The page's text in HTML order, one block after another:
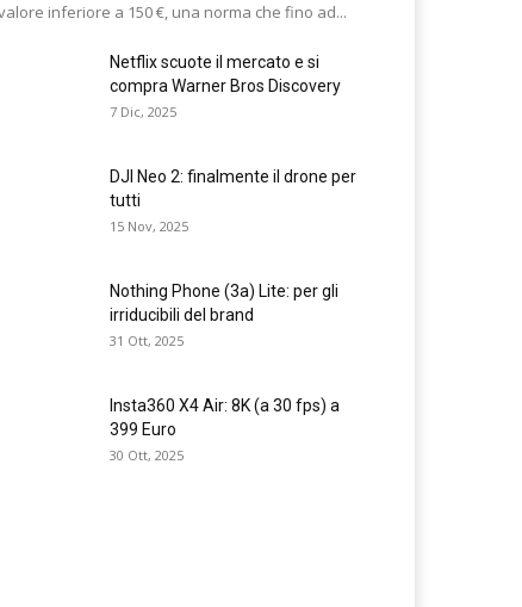
inferiore a 150 €, una norma che fino ad...
Netflix scuote il mercato e si
compra Warner Bros Discovery
7 Dic, 2025
DJI Neo 2: finalmente il drone per
tutti
15 Nov, 2025
Nothing Phone (3a) Lite: per gli
irriducibili del brand
31 Ott, 2025
Insta360 X4 Air: 8K (a 30 fps) a
399 Euro
30 Ott, 2025